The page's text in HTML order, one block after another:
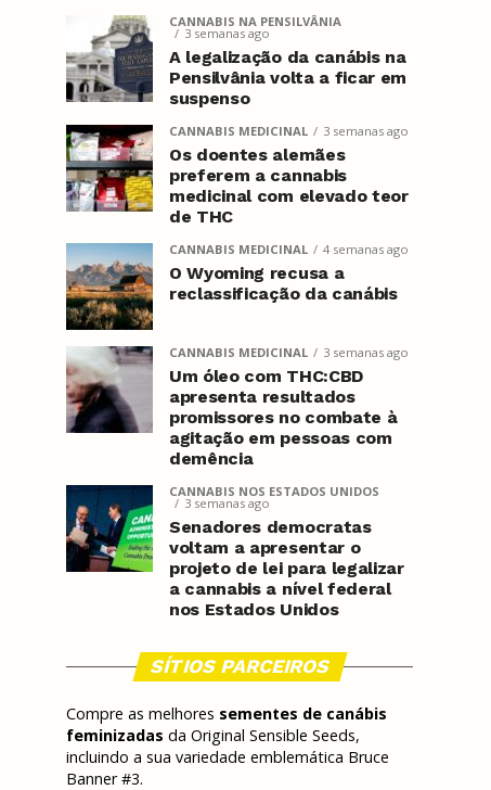
CANNABIS NA PENSILVÂNIA
3 semanas ago
A legalização da canábis na
Pensilvânia volta a ficar em
suspenso
CANNABIS MEDICINAL 3 semanas ago
Os doentes alemães
preferem a cannabis
medicinal com elevado teor
de THC
CANNABIS MEDICINAL 4 semanas ago
O Wyoming recusa a
reclassificação da canábis
CANNABIS MEDICINAL 3 semanas ago
Um óleo com THC:CBD
apresenta resultados
promissores no combate à
agitação em pessoas com
demência
CANNABIS NOS ESTADOS UNIDOS
3 semanas ago
Senadores democratas
voltam a apresentar o
projeto de lei para legalizar
a cannabis a nível federal
nos Estados Unidos
SÍTIOS PARCEIROS
Compre as melhores sementes de canábis
feminizadas da Original Sensible Seeds,
incluindo a sua variedade emblemática Bruce
Banner #3.